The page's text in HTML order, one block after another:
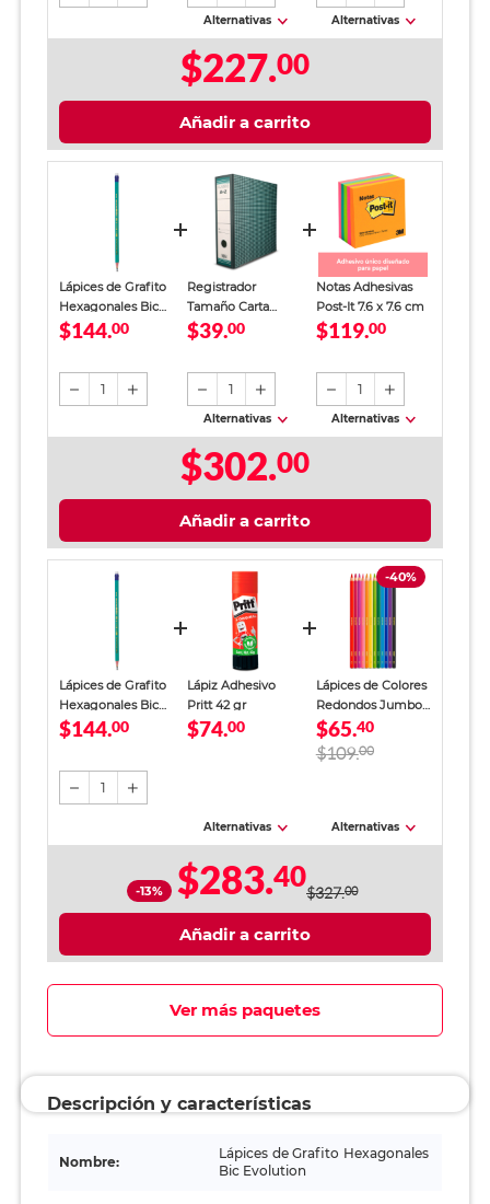
Alternativas Alternativas
$227.00
Añadir a carrito
Lápices de Grafito
Hexagonales Bic
Evolution y Plumas
piezas
$144.00
1
Registrador
Tamaño Carta
Office Depot
$39.00
1
Alternativas
Notas Adhesivas
Post-It 7.6 x 7.6 cm
$119.00
1
Alternativas
$302.00
Añadir a carrito
Lápices de Grafito
Hexagonales Bic
Evolution y Plumas
piezas
$144.00
1
Lápiz Adhesivo
Pritt 42 gr
$74.00
Alternativas
-40%
Lápices de Colores
Redondos Jumbo
Bic Evolution 12
piezas
$65.40
$109.00
Alternativas
-13% $283.40$327.00
Añadir a carrito
Ver más paquetes
Descripción y características
Nombre:
Lápices de Grafito Hexagonales
Bic Evolution